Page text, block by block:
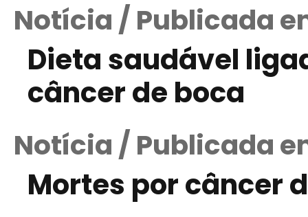
Notícia / Publicada
Dieta saudável
câncer de boca
Notícia / Publicada
Mortes por câncer